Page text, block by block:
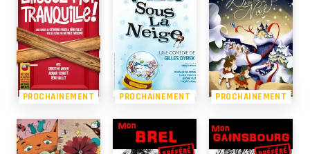
PROCHAINEMENT PROCHAINEMENT PROCHAINEMENT